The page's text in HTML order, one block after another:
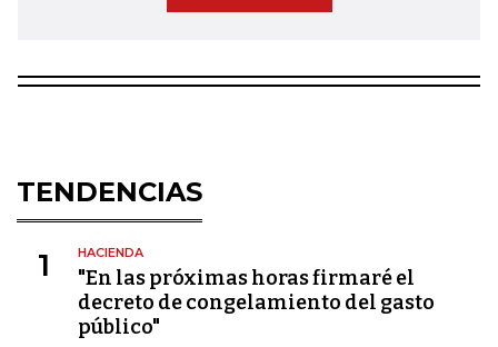
TENDENCIAS
1 HACIENDA
"En las próximas horas firmaré el
decreto de congelamiento del gasto
público"